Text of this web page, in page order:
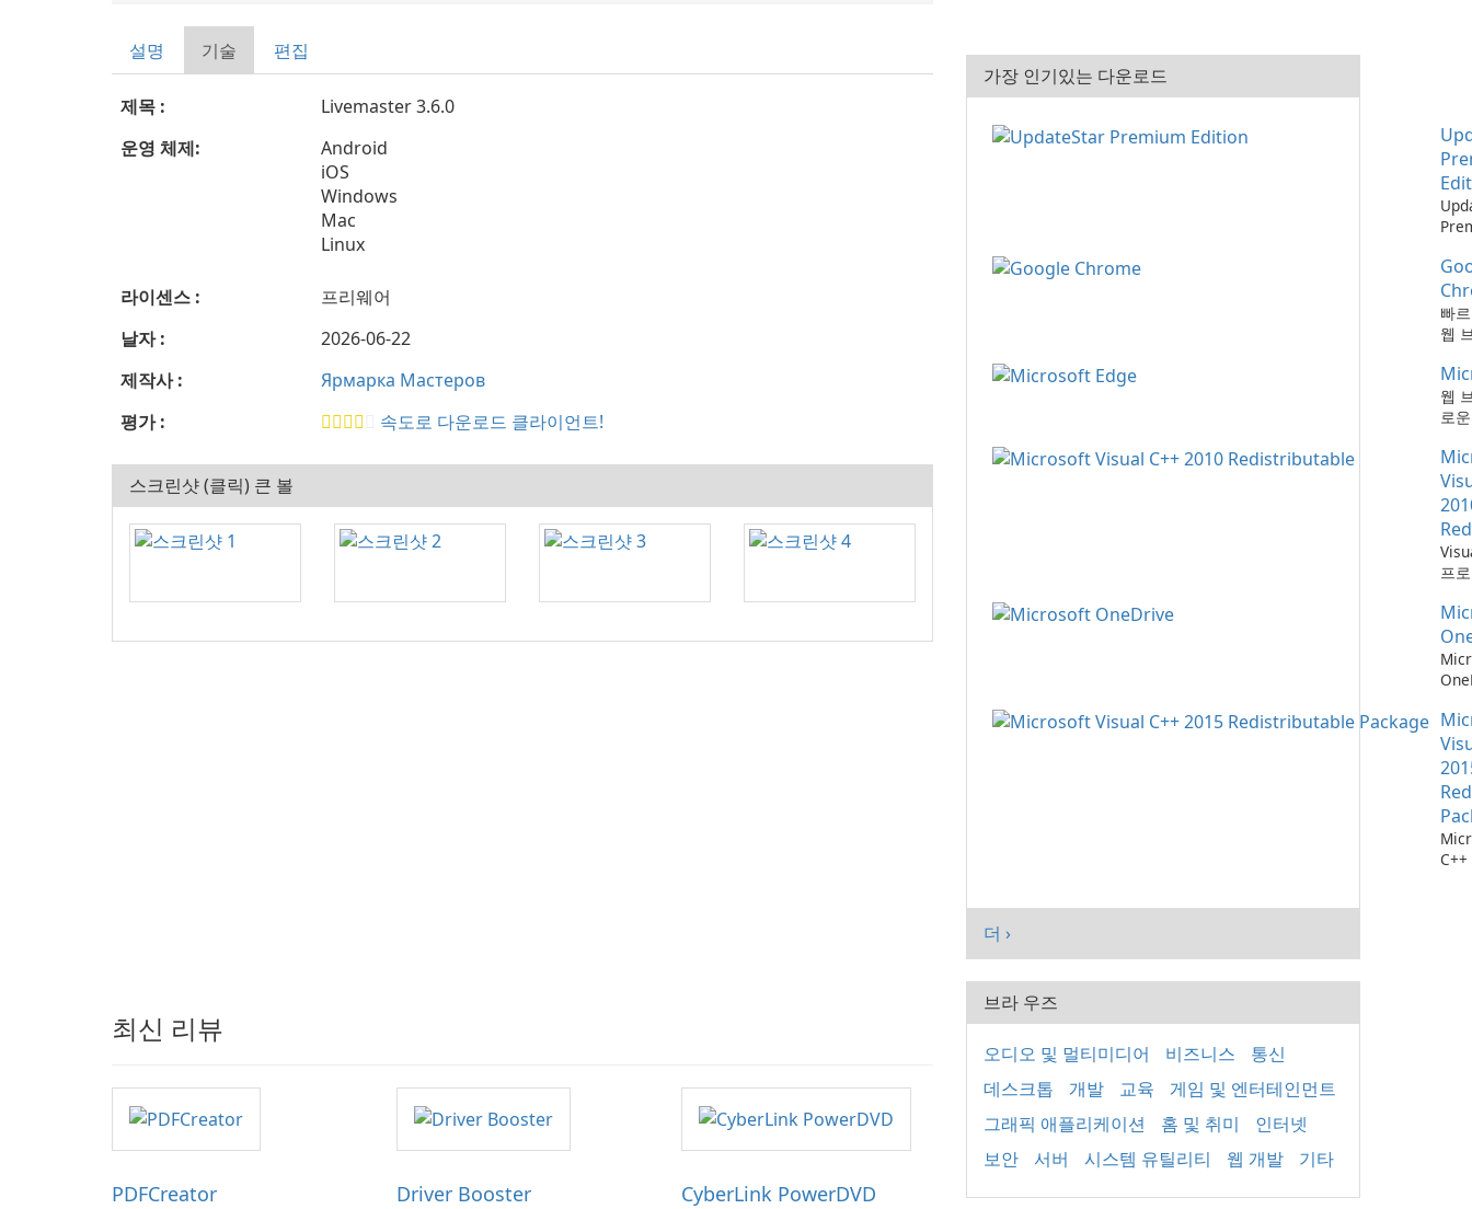
설명 기술 편집
제목 :
Livemaster 3.6.0
운영 체제:
Android
iOS
Windows
Mac
Linux
라이센스 :
프리웨어
날자 :
2026-06-22
제작사 :
Ярмарка Мастеров
평가 :
속도로 다운로드 클라이언트!
스크린샷 (클릭) 큰 볼
최신 리뷰
PDFCreator Driver Booster CyberLink PowerDVD
가장 인기있는 다운로드
최
하
때
다!
빠
웹
웹
로
프
소
더 ›
브라 우즈
오디오 및 멀티미디어 비즈니스
통신
데스크톱
개발 교육
게임 및 엔터테인먼트
그래픽 애플리케이션
홈 및 취미
인터넷
보안
서버 시스템 유틸리티 웹 개발 기타